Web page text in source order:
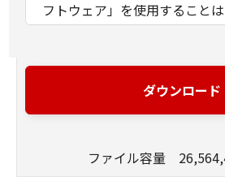
フトウェア」を使用することは
(1) キヤノンは、お客様が「キ
用する目的のために、「キヤ
（本契約書においては、「本
ダウンロード
ファイル容量